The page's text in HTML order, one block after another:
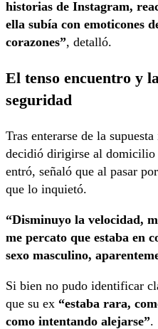
historias de Instagram,
ella subía con emoticones
corazones”, detalló.
El tenso encuentro y
seguridad
Tras enterarse de la
decidió dirigirse al domicilio
entró, señaló que al pasar
que lo inquietó.
“Disminuyo la velocidad,
me percato que estaba en
sexo masculino,
Si bien no pudo identificar
que su ex “estaba rara,
como intentando alejarse”.